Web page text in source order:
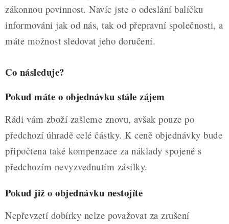
ZNAČKY
Nepřevzetí zásilky na dobírku
Obchodní podmínky
Podmínky ochrany osobních údajů
zákonnou povinnost. Navíc jste o odeslání balíčku
informováni jak od nás, tak od přepravní společnosti, a
máte možnost sledovat jeho doručení.
Co následuje?
Pokud máte o objednávku stále zájem
Rádi vám zboží zašleme znovu, avšak pouze po
předchozí úhradě celé částky. K ceně objednávky bude
připočtena také kompenzace za náklady spojené s
předchozím nevyzvednutím zásilky.
Pokud již o objednávku nestojíte
Nepřevzetí dobírky nelze považovat za zrušení